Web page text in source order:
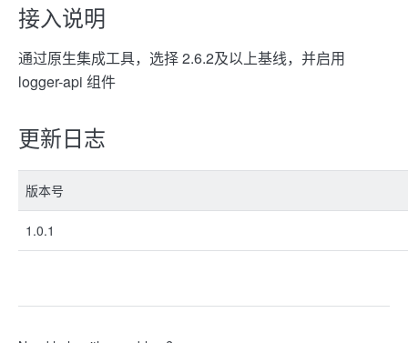
接入说明
通过原生集成工具，选择 2.6.2及以上基线，并启用
logger-api 组件
更新日志
版本号
1.0.1